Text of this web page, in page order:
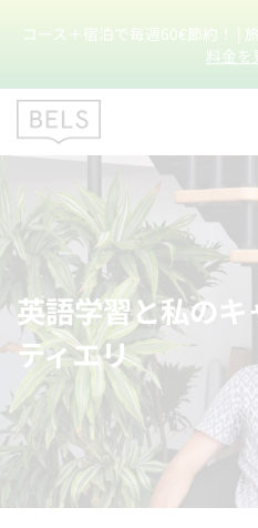
コース＋宿泊で毎週60€節約！ |
料金を
英語学習と私の
ティエリ